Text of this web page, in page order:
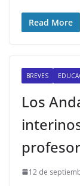
Read More
BREVES
Los
12 de